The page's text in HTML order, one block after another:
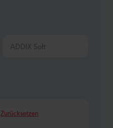
ADDIX Soft
Zurücksetzen